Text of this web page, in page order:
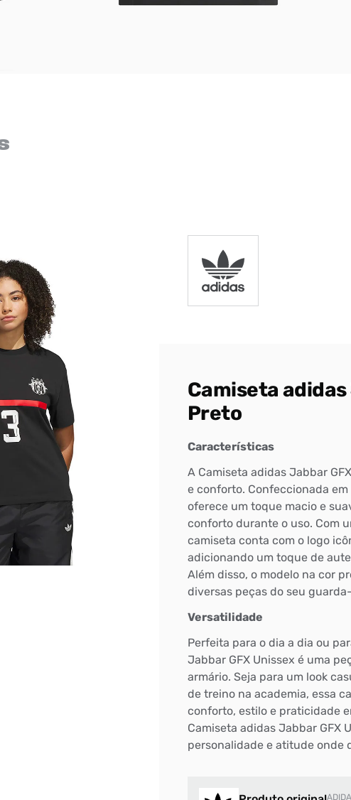
Para ter uma melhor experiência de compra, insira seu CEP
Camiseta adidas
Preto
Características
A Camiseta adidas Jabbar
e conforto. Confeccionada em
oferece um toque macio e
conforto durante o uso. Com
camiseta conta com o logo
adicionando um toque de
Além disso, o modelo na cor
diversas peças do seu
Versatilidade
Perfeita para o dia a dia ou
Jabbar GFX Unissex é uma
armário. Seja para um look
de treino na academia, essa
conforto, estilo e praticidade
Camiseta adidas Jabbar GFX
personalidade e atitude onde